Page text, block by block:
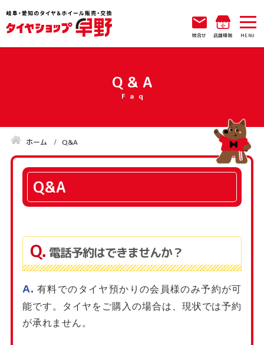
問合せ 店舗情報
Q&A
ホーム Q&A
Q&A
電話予約はできませんか？
有料でのタイヤ預かりの会員様のみ予約が可
能です。タイヤをご購入の場合は、現状では予約
が承れません。